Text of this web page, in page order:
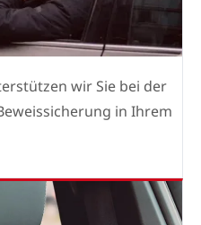
wir Sie bei der
in Ihrem